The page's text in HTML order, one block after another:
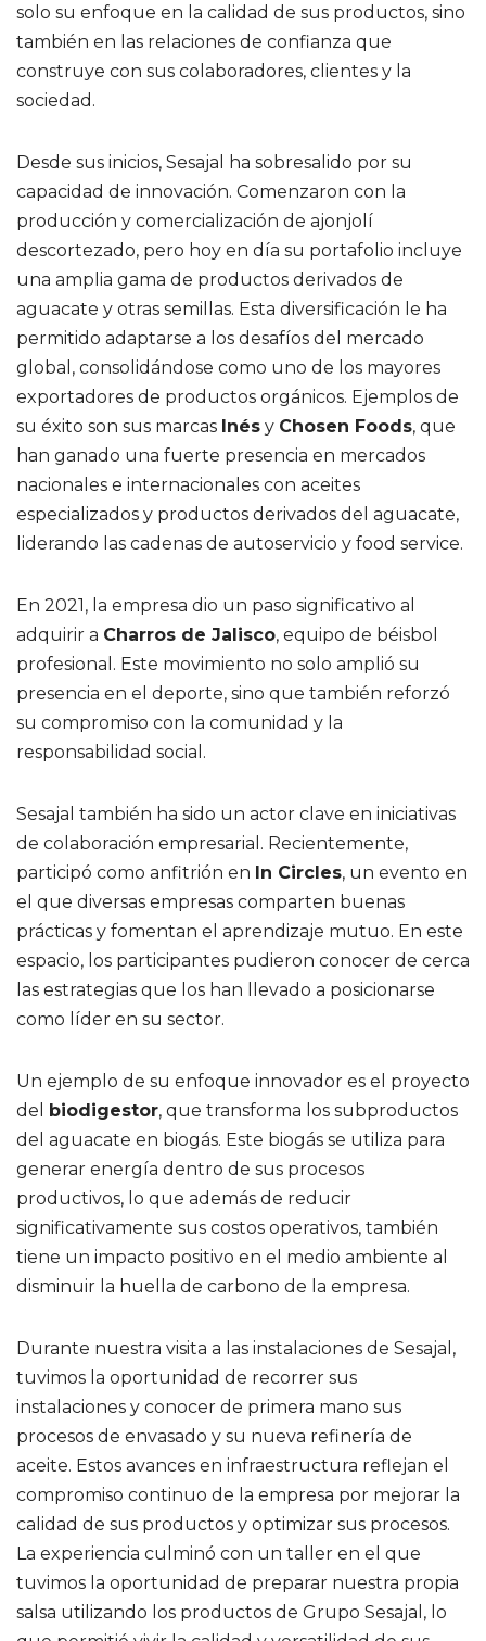
solo su enfoque en la calidad de sus productos, sino
también en las relaciones de confianza que
construye con sus colaboradores, clientes y la
sociedad.
Desde sus inicios, Sesajal ha sobresalido por su
capacidad de innovación. Comenzaron con la
producción y comercialización de ajonjolí
descortezado, pero hoy en día su portafolio incluye
una amplia gama de productos derivados de
aguacate y otras semillas. Esta diversificación le ha
permitido adaptarse a los desafíos del mercado
global, consolidándose como uno de los mayores
exportadores de productos orgánicos. Ejemplos de
su éxito son sus marcas Inés y Chosen Foods, que
han ganado una fuerte presencia en mercados
nacionales e internacionales con aceites
especializados y productos derivados del aguacate,
liderando las cadenas de autoservicio y food service.
En 2021, la empresa dio un paso significativo al
adquirir a Charros de Jalisco, equipo de béisbol
profesional. Este movimiento no solo amplió su
presencia en el deporte, sino que también reforzó
su compromiso con la comunidad y la
responsabilidad social.
Sesajal también ha sido un actor clave en iniciativas
de colaboración empresarial. Recientemente,
participó como anfitrión en In Circles, un evento en
el que diversas empresas comparten buenas
prácticas y fomentan el aprendizaje mutuo. En este
espacio, los participantes pudieron conocer de cerca
las estrategias que los han llevado a posicionarse
como líder en su sector.
Un ejemplo de su enfoque innovador es el proyecto
del biodigestor, que transforma los subproductos
del aguacate en biogás. Este biogás se utiliza para
generar energía dentro de sus procesos
productivos, lo que además de reducir
significativamente sus costos operativos, también
tiene un impacto positivo en el medio ambiente al
disminuir la huella de carbono de la empresa.
Durante nuestra visita a las instalaciones de Sesajal,
tuvimos la oportunidad de recorrer sus
instalaciones y conocer de primera mano sus
procesos de envasado y su nueva refinería de
aceite. Estos avances en infraestructura reflejan el
compromiso continuo de la empresa por mejorar la
calidad de sus productos y optimizar sus procesos.
La experiencia culminó con un taller en el que
tuvimos la oportunidad de preparar nuestra propia
salsa utilizando los productos de Grupo Sesajal, lo